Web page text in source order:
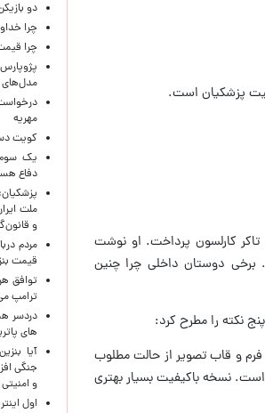
تاکر کارلسون پرداخت. او نوشت
برخی دوستان داخلی چرا چنین
نکته را مطرح کرد:
و قاب تصویر از حالت مطلوب
است. نسخه باکیفیت بسیار بهتری
دو
چرا خداوند بر
چرا
مهریه
کویت
یک‌ سوم
دفاع
ملت
و
مردم
قیمت
توافق
ترامپ
دردسر
های
آیا
جنگی
و
اول